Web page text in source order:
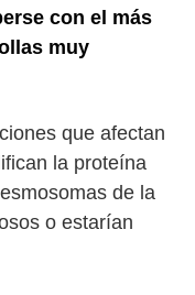
con el más
muy
que afectan
la proteína
de la
o estarían